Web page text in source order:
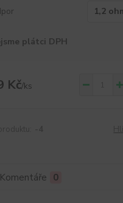
plátci DPH
Kč/ks
Komentáře 0